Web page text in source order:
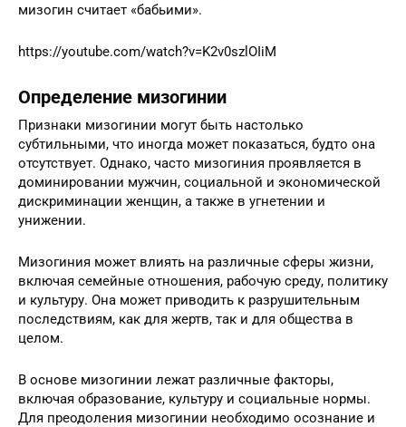
мизогин считает «бабьими».
https://youtube.com/watch?v=K2v0szlOIiM
Определение мизогинии
Признаки мизогинии могут быть настолько
субтильными, что иногда может показаться, будто она
отсутствует. Однако, часто мизогиния проявляется в
доминировании мужчин, социальной и экономической
дискриминации женщин, а также в угнетении и
унижении.
Мизогиния может влиять на различные сферы жизни,
включая семейные отношения, рабочую среду, политику
и культуру. Она может приводить к разрушительным
последствиям, как для жертв, так и для общества в
целом.
В основе мизогинии лежат различные факторы,
включая образование, культуру и социальные нормы.
Для преодоления мизогинии необходимо осознание и